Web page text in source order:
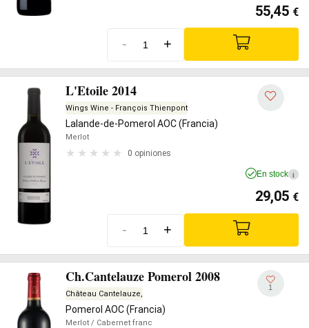
55,45 €
- +
L'Etoile 2014
Wings Wine - François Thienpont
Lalande-de-Pomerol AOC (Francia)
Merlot
0 opiniones
En stock i
29,05 €
- +
Ch.Cantelauze Pomerol 2008
Château Cantelauze,
Pomerol AOC (Francia)
Merlot / Cabernet franc
1